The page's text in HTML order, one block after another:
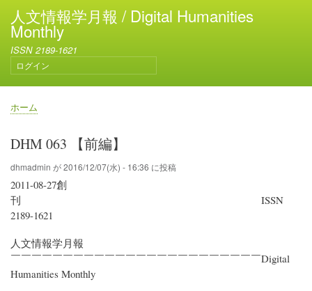
メ
イ
コ
テ
動
人文情報学月報 / Digital Humanities
Monthly
ISSN 2189-1621
ユ
ー
ザ
ー
カ
ン
ト
メ
ニ
ー
ログイン
パ
く
ず
ホーム
DHM 063 【前編】
dhmadmin が2016/12/07(水) - 16:36 に投稿
2011-08-27創
刊 ISSN
2189-1621
人文情報学月報
￣￣￣￣￣￣￣￣￣￣￣￣￣￣￣￣￣￣￣￣￣￣￣￣Digital
Humanities Monthly